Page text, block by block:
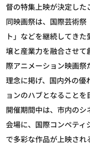
督の特集上映が決定した
同映画祭は、国際芸術
ト」などを継続してき
壌と産業力を融合させて
際アニメーション映画祭
理念に掲げ、国内外の優
ョンのハブとなることを
開催期間中は、市内の
会場に、国際コンペティ
で多彩な作品が上映さ